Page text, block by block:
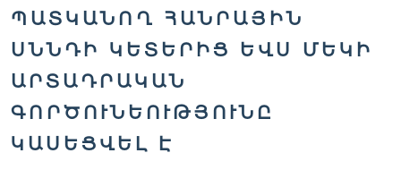
ՊԱՏԿԱՆՈՂ ՀԱՆՐԱՅԻՆ
ՍՆՆԴԻ ԿԵՏԵՐԻՑ ԵՎՍ ՄԵԿԻ
ԱՐՏԱԴՐԱԿԱՆ
ԳՈՐԾՈՒՆԵՈՒԹՅՈՒՆԸ
ԿԱՍԵՑՎԵԼ Է